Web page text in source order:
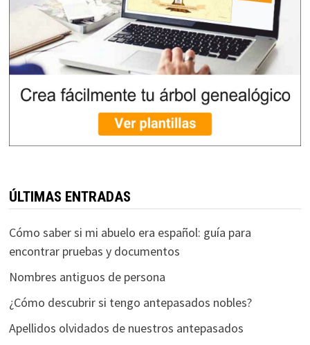
ÚLTIMAS ENTRADAS
Cómo saber si mi abuelo era español: guía para
encontrar pruebas y documentos
Nombres antiguos de persona
¿Cómo descubrir si tengo antepasados nobles?
Apellidos olvidados de nuestros antepasados